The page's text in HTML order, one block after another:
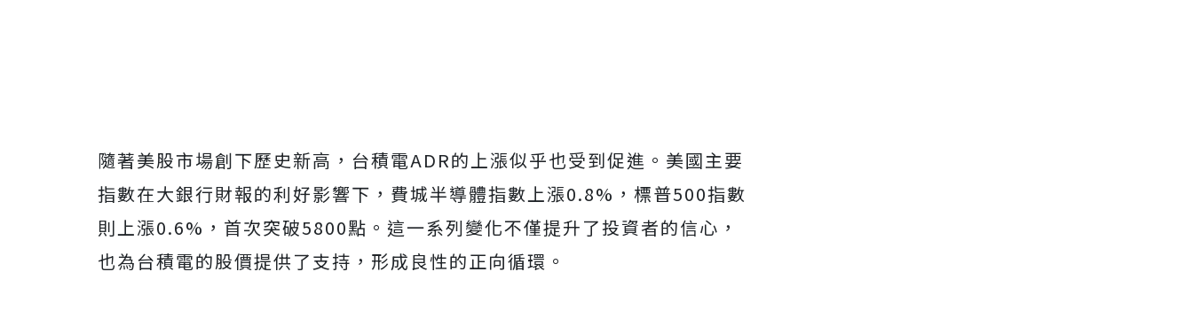
隨著美股市場創下歷史新高，台積電ADR的上漲似乎也受到促進。美國主要
指數在大銀行財報的利好影響下，費城半導體指數上漲0.8%，標普500指數
則上漲0.6%，首次突破5800點。這一系列變化不僅提升了投資者的信心，
也為台積電的股價提供了支持，形成良性的正向循環。